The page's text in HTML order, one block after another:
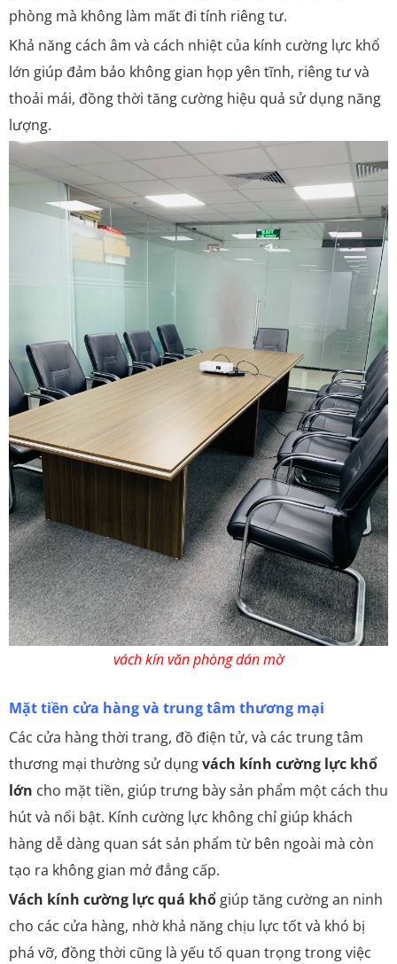
phòng mà không làm mất đi tính riêng tư.
Khả năng cách âm và cách nhiệt của kính cường lực khổ
lớn giúp đảm bảo không gian họp yên tĩnh, riêng tư và
thoải mái, đồng thời tăng cường hiệu quả sử dụng năng
lượng.
vách kín văn phòng dán mờ
Mặt tiền cửa hàng và trung tâm thương mại
Các cửa hàng thời trang, đồ điện tử, và các trung tâm
thương mại thường sử dụngvách kính cường lực khổ
lớn cho mặt tiền, giúp trưng bày sản phẩm một cách thu
hút và nổi bật. Kính cường lực không chỉ giúp khách
hàng dễ dàng quan sát sản phẩm từ bên ngoài mà còn
tạo ra không gian mở đẳng cấp.
Vách kính cường lực quá khổ giúp tăng cường an ninh
cho các cửa hàng, nhờ khả năng chịu lực tốt và khó bị
phá vỡ, đồng thời cũng là yếu tố quan trọng trong việc